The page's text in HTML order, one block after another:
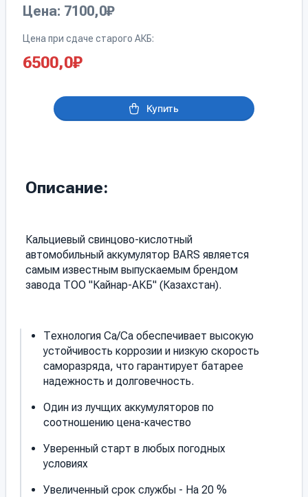
Цена: 7100,0₽
Цена при сдаче старого АКБ:
6500,0₽
Купить
Описание:
Кальциевый свинцово-кислотный
автомобильный аккумулятор BARS является
самым известным выпускаемым брендом
завода ТОО "Кайнар-АКБ" (Казахстан).
Технология Са/Са обеспечивает высокую
устойчивость коррозии и низкую скорость
саморазряда, что гарантирует батарее
надежность и долговечность.
Один из лучщих аккумуляторов по
соотношению цена-качество
Уверенный старт в любых погодных
условиях
Увеличенный срок службы - На 20 %